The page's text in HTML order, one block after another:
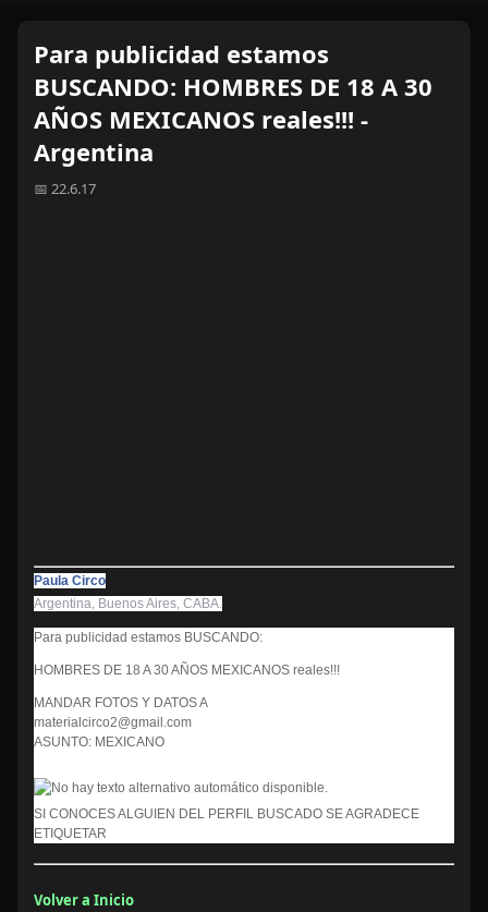
Para publicidad estamos
BUSCANDO: HOMBRES DE 18 A 30
AÑOS MEXICANOS reales!!! -
Argentina
📅 22.6.17
Paula Circo
Argentina, Buenos Aires, CABA.
Para publicidad estamos BUSCANDO:
HOMBRES DE 18 A 30 AÑOS MEXICANOS reales!!!
MANDAR FOTOS Y DATOS A
materialcirco2@gmail.com
ASUNTO: MEXICANO
SI CONOCES ALGUIEN DEL PERFIL BUSCADO SE AGRADECE
ETIQUETAR
Volver a Inicio